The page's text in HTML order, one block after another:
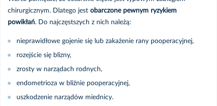
chirurgicznym. Dlatego jest obarczone pewnym ryzykiem
powikłań. Do najczęstszych z nich należą:
nieprawidłowe gojenie się lub zakażenie rany pooperacyjnej,
rozejście się blizny,
zrosty w narządach rodnych,
endometrioza w bliźnie pooperacyjnej,
uszkodzenie narządów miednicy.